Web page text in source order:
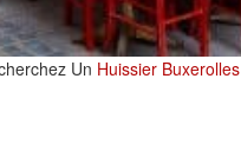
Un Huissier Buxerolles